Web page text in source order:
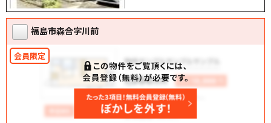
福島市森合字川前